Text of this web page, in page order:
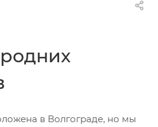
в Волгограде, но мы